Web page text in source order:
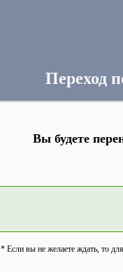
Переход
Вы будете
* Если вы не желаете ждать, то